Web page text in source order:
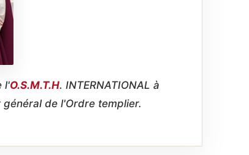
l'O.S.M.T.H. INTERNATIONAL à
général de l'Ordre templier.